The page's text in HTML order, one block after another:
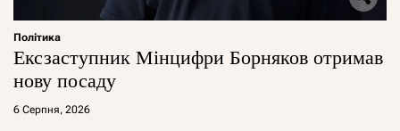
Політика
Ексзаступник Мінцифри Борняков отримав
нову посаду
6 Серпня, 2026